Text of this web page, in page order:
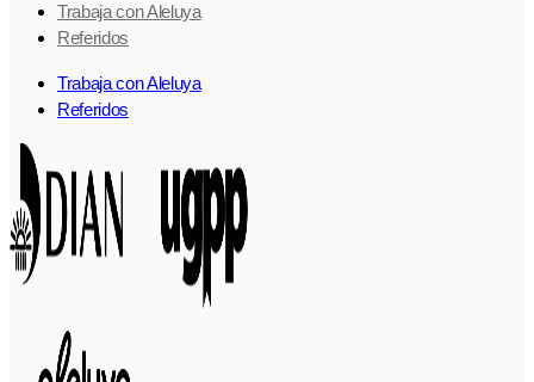
Trabaja con Aleluya
Referidos
Trabaja con Aleluya
Referidos